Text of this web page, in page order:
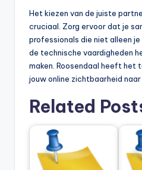
Het kiezen van de juiste
cruciaal. Zorg ervoor dat je
professionals die niet alleen
de technische vaardigheden
maken. Roosendaal heeft het
jouw online zichtbaarheid
Related